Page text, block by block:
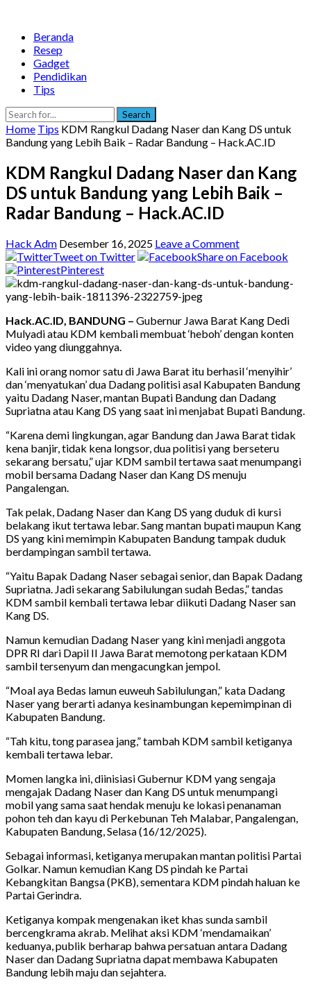
Beranda
Resep
Gadget
Pendidikan
Tips
Search
Home Tips KDM Rangkul Dadang Naser dan Kang DS untuk
Bandung yang Lebih Baik – Radar Bandung – Hack.AC.ID
KDM Rangkul Dadang Naser dan Kang
DS untuk Bandung yang Lebih Baik –
Radar Bandung – Hack.AC.ID
Hack Adm Desember 16, 2025 Leave a Comment
Tweet on Twitter
Share on Facebook
Pinterest
Hack.AC.ID, BANDUNG – Gubernur Jawa Barat Kang Dedi
Mulyadi atau KDM kembali membuat ‘heboh’ dengan konten
video yang diunggahnya.
Kali ini orang nomor satu di Jawa Barat itu berhasil ‘menyihir’
dan ‘menyatukan’ dua Dadang politisi asal Kabupaten Bandung
yaitu Dadang Naser, mantan Bupati Bandung dan Dadang
Supriatna atau Kang DS yang saat ini menjabat Bupati Bandung.
“Karena demi lingkungan, agar Bandung dan Jawa Barat tidak
kena banjir, tidak kena longsor, dua politisi yang berseteru
sekarang bersatu,” ujar KDM sambil tertawa saat menumpangi
mobil bersama Dadang Naser dan Kang DS menuju
Pangalengan.
Tak pelak, Dadang Naser dan Kang DS yang duduk di kursi
belakang ikut tertawa lebar. Sang mantan bupati maupun Kang
DS yang kini memimpin Kabupaten Bandung tampak duduk
berdampingan sambil tertawa.
“Yaitu Bapak Dadang Naser sebagai senior, dan Bapak Dadang
Supriatna. Jadi sekarang Sabilulungan sudah Bedas,” tandas
KDM sambil kembali tertawa lebar diikuti Dadang Naser san
Kang DS.
Namun kemudian Dadang Naser yang kini menjadi anggota
DPR RI dari Dapil II Jawa Barat memotong perkataan KDM
sambil tersenyum dan mengacungkan jempol.
“Moal aya Bedas lamun euweuh Sabilulungan,” kata Dadang
Naser yang berarti adanya kesinambungan kepemimpinan di
Kabupaten Bandung.
“Tah kitu, tong parasea jang,” tambah KDM sambil ketiganya
kembali tertawa lebar.
Momen langka ini, diinisiasi Gubernur KDM yang sengaja
mengajak Dadang Naser dan Kang DS untuk menumpangi
mobil yang sama saat hendak menuju ke lokasi penanaman
pohon teh dan kayu di Perkebunan Teh Malabar, Pangalengan,
Kabupaten Bandung, Selasa (16/12/2025).
Sebagai informasi, ketiganya merupakan mantan politisi Partai
Golkar. Namun kemudian Kang DS pindah ke Partai
Kebangkitan Bangsa (PKB), sementara KDM pindah haluan ke
Partai Gerindra.
Ketiganya kompak mengenakan iket khas sunda sambil
bercengkrama akrab. Melihat aksi KDM ‘mendamaikan’
keduanya, publik berharap bahwa persatuan antara Dadang
Naser dan Dadang Supriatna dapat membawa Kabupaten
Bandung lebih maju dan sejahtera.